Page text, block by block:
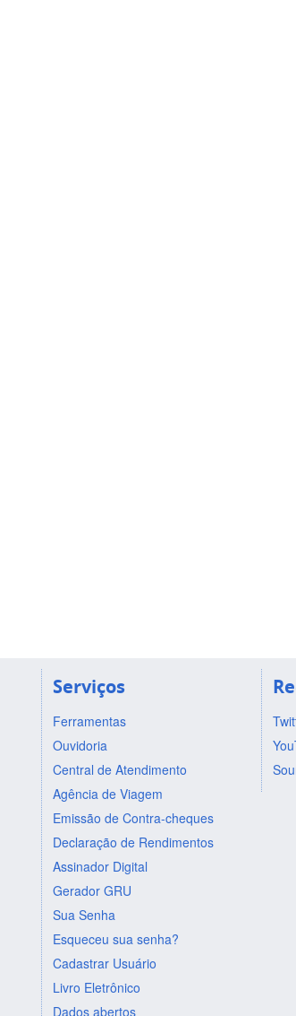
Serviços
Ferramentas
Ouvidoria
Central de Atendimento
Agência de Viagem
Emissão de Contra-cheques
Declaração de Rendimentos
Assinador Digital
Gerador GRU
Sua Senha
Esqueceu sua senha?
Cadastrar Usuário
Livro Eletrônico
Dados abertos